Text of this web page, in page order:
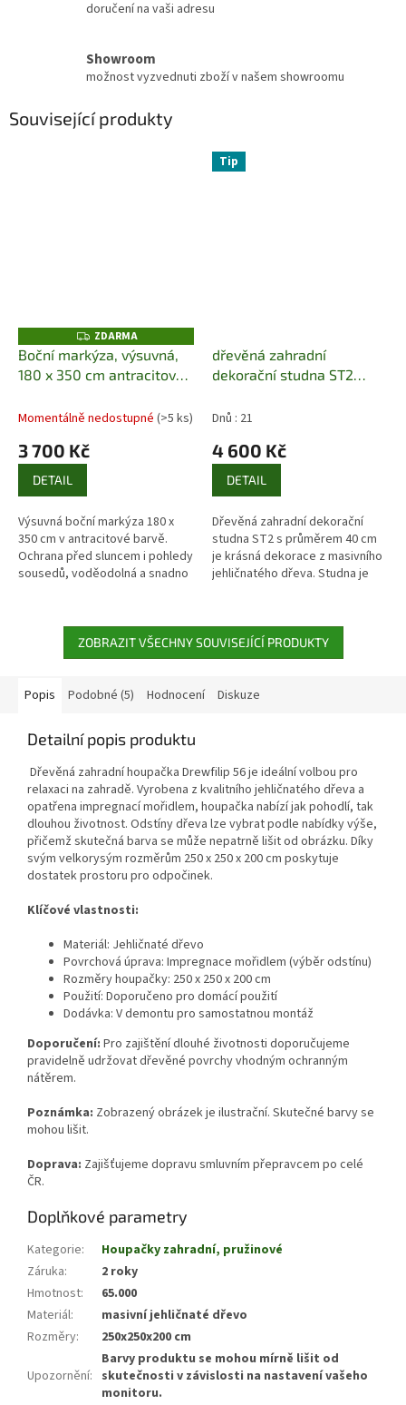
doručení na vaši adresu
Showroom
možnost vyzvednuti zboží v našem showroomu
Související produkty
Z
D
A
R
ZDARMA
Boční markýza, výsuvná,
180 x 350 cm antracitová
Momentálně nedostupné (>5 ks)
3 700 Kč
DETAIL
Výsuvná boční markýza 180 x
350 cm v antracitové barvě.
Ochrana před sluncem i pohledy
sousedů, voděodolná a snadno
Tip
dřevěná zahradní
dekorační studna ST2
Dnů : 21
4 600 Kč
DETAIL
Dřevěná zahradní dekorační
studna ST2 s průměrem 40 cm
je krásná dekorace z masivního
jehličnatého dřeva. Studna je
smontovaná.
ZOBRAZIT VŠECHNY SOUVISEJÍCÍ PRODUKTY
Popis Podobné (5) Hodnocení Diskuze
Detailní popis produktu
Dřevěná zahradní houpačka Drewfilip 56 je ideální volbou pro
relaxaci na zahradě. Vyrobena z kvalitního jehličnatého dřeva a
opatřena impregnací mořidlem, houpačka nabízí jak pohodlí, tak
dlouhou životnost. Odstíny dřeva lze vybrat podle nabídky výše,
přičemž skutečná barva se může nepatrně lišit od obrázku. Díky
svým velkorysým rozměrům 250 x 250 x 200 cm poskytuje
dostatek prostoru pro odpočinek.
Klíčové vlastnosti:
Materiál: Jehličnaté dřevo
Povrchová úprava: Impregnace mořidlem (výběr odstínu)
Rozměry houpačky: 250 x 250 x 200 cm
Použití: Doporučeno pro domácí použití
Dodávka: V demontu pro samostatnou montáž
Doporučení: Pro zajištění dlouhé životnosti doporučujeme
pravidelně udržovat dřevěné povrchy vhodným ochranným
nátěrem.
Poznámka: Zobrazený obrázek je ilustrační. Skutečné barvy se
mohou lišit.
Doprava: Zajišťujeme dopravu smluvním přepravcem po celé
ČR.
Doplňkové parametry
Kategorie:
Houpačky zahradní, pružinové
Záruka:
2 roky
Hmotnost:
65.000
Materiál:
masivní jehličnaté dřevo
Rozměry: 250x250x200 cm
Upozornění:
Barvy produktu se mohou mírně lišit od
skutečnosti v závislosti na nastavení vašeho
monitoru.